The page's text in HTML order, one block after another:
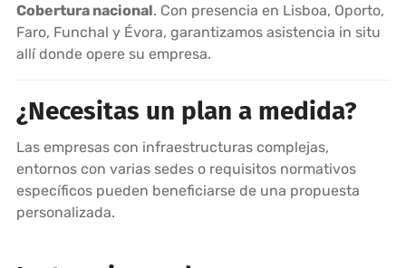
Cobertura nacional. Con presencia en Lisboa, Oporto,
Faro, Funchal y Évora, garantizamos asistencia in situ
allí donde opere su empresa.
¿Necesitas un plan a medida?
Las empresas con infraestructuras complejas,
entornos con varias sedes o requisitos normativos
específicos pueden beneficiarse de una propuesta
personalizada.